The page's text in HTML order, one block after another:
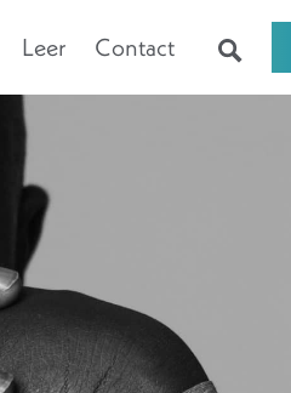
Leer Contact